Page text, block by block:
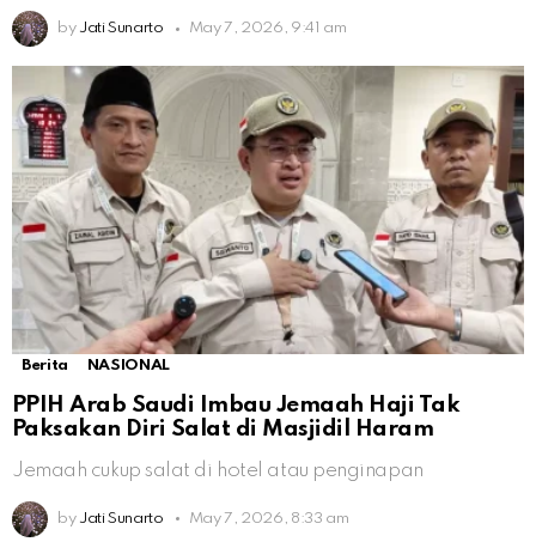
by Jati Sunarto May 7, 2026, 9:41 am
Berita NASIONAL
PPIH Arab Saudi Imbau Jemaah Haji Tak
Paksakan Diri Salat di Masjidil Haram
Jemaah cukup salat di hotel atau penginapan
by Jati Sunarto May 7, 2026, 8:33 am